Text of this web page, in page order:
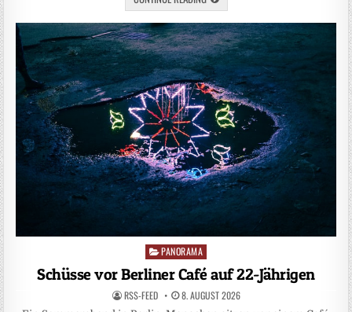
Posted
in
PANORAMA
Schüsse vor Berliner Café auf 22-Jährigen
RSS-FEED 8. AUGUST 2026